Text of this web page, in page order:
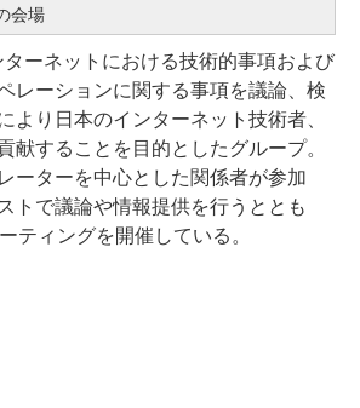
会場
ーネットにおける技術的事項および
レーションに関する事項を議論、検
より日本のインターネット技術者、
献することを目的としたグループ。
ーターを中心とした関係者が参加
トで議論や情報提供を行うととも
ティングを開催している。